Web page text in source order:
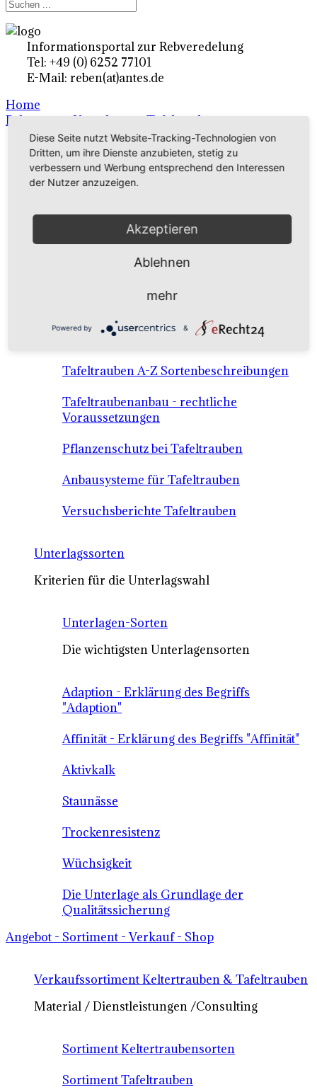
Informationsportal zur Rebveredelung
Tel: +49 (0) 6252 77101
E-Mail: reben(at)antes.de
Home
Rebsorten - Unterlagen - Tafeltrauben
Ertragsrebsorten A-Z
in Deutschland
Rebsorten international
Anbausysteme & Recht
Tafeltrauben A-Z Sortenbeschreibungen
Tafeltraubenanbau - rechtliche
Voraussetzungen
Pflanzenschutz bei Tafeltrauben
Anbausysteme für Tafeltrauben
Versuchsberichte Tafeltrauben
Unterlagssorten
Kriterien für die Unterlagswahl
Unterlagen-Sorten
Die wichtigsten Unterlagensorten
Adaption - Erklärung des Begriffs
"Adaption"
Affinität - Erklärung des Begriffs "Affinität"
Aktivkalk
Staunässe
Trockenresistenz
Wüchsigkeit
Die Unterlage als Grundlage der
Qualitätssicherung
Angebot - Sortiment - Verkauf - Shop
Verkaufssortiment Keltertrauben & Tafeltrauben
Material / Dienstleistungen /Consulting
Sortiment Keltertraubensorten
Sortiment Tafeltrauben
Diese Seite nutzt Website-Tracking-Technologien von
Dritten, um ihre Dienste anzubieten, stetig zu
verbessern und Werbung entsprechend den Interessen
der Nutzer anzuzeigen.
Akzeptieren
Ablehnen
mehr
Powered by &